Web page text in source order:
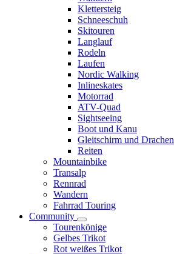
Klettersteig
Schneeschuh
Skitouren
Langlauf
Rodeln
Laufen
Nordic Walking
Inlineskates
Motorrad
ATV-Quad
Sightseeing
Boot und Kanu
Gleitschirm und Drachen
Reiten
Mountainbike
Transalp
Rennrad
Wandern
Fahrrad Touring
Community
Tourenkönige
Gelbes Trikot
Rot weißes Trikot